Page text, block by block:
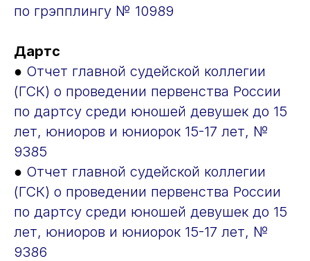
по грэпплингу № 10989
Дартс
● Отчет главной судейской коллегии
(ГСК) о проведении первенства России
по дартсу среди юношей девушек до 15
лет, юниоров и юниорок 15-17 лет, №
9385
● Отчет главной судейской коллегии
(ГСК) о проведении первенства России
по дартсу среди юношей девушек до 15
лет, юниоров и юниорок 15-17 лет, №
9386